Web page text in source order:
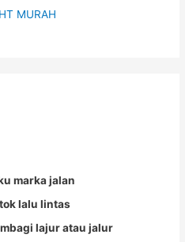
MURAH
marka jalan
lalu lintas
lajur atau jalur